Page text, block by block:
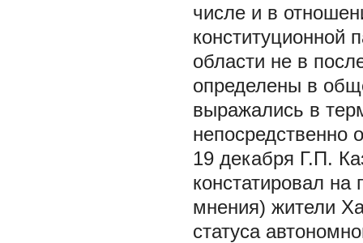
числе и в
конституционной
области не в
определены в
выражались в
19 декабря Г.П.
констатировал
мнения) жители
статуса